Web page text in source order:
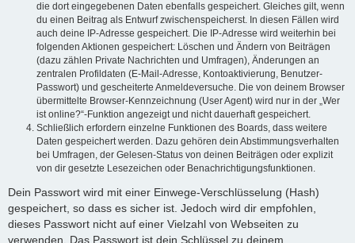
die dort eingegebenen Daten ebenfalls gespeichert. Gleiches gilt, wenn
du einen Beitrag als Entwurf zwischenspeicherst. In diesen Fällen wird
auch deine IP-Adresse gespeichert. Die IP-Adresse wird weiterhin bei
folgenden Aktionen gespeichert: Löschen und Ändern von Beiträgen
(dazu zählen Private Nachrichten und Umfragen), Änderungen an
zentralen Profildaten (E-Mail-Adresse, Kontoaktivierung, Benutzer-
Passwort) und gescheiterte Anmeldeversuche. Die von deinem Browser
übermittelte Browser-Kennzeichnung (User Agent) wird nur in der „Wer
ist online?“-Funktion angezeigt und nicht dauerhaft gespeichert.
Schließlich erfordern einzelne Funktionen des Boards, dass weitere
Daten gespeichert werden. Dazu gehören dein Abstimmungsverhalten
bei Umfragen, der Gelesen-Status von deinen Beiträgen oder explizit
von dir gesetzte Lesezeichen oder Benachrichtigungsfunktionen.
Dein Passwort wird mit einer Einwege-Verschlüsselung (Hash)
gespeichert, so dass es sicher ist. Jedoch wird dir empfohlen,
dieses Passwort nicht auf einer Vielzahl von Webseiten zu
verwenden. Das Passwort ist dein Schlüssel zu deinem